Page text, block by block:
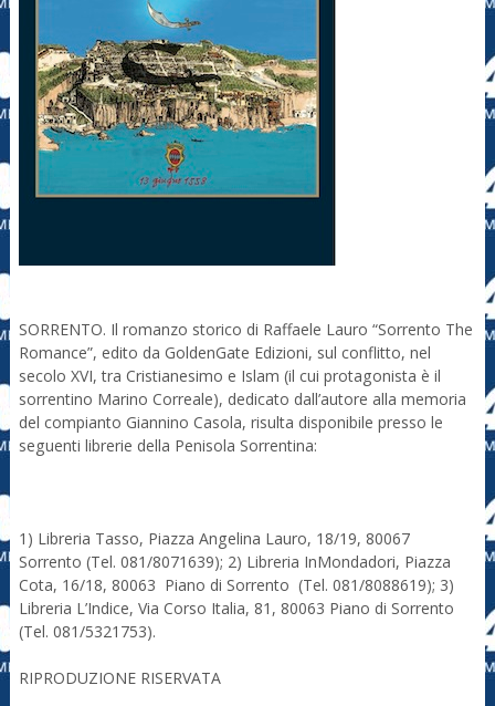
SORRENTO. Il romanzo storico di Raffaele Lauro “Sorrento The
Romance”, edito da GoldenGate Edizioni, sul conflitto, nel
secolo XVI, tra Cristianesimo e Islam (il cui protagonista è il
sorrentino Marino Correale), dedicato dall’autore alla memoria
del compianto Giannino Casola, risulta disponibile presso le
seguenti librerie della Penisola Sorrentina:
1) Libreria Tasso, Piazza Angelina Lauro, 18/19, 80067
Sorrento (Tel. 081/8071639); 2) Libreria InMondadori, Piazza
Cota, 16/18, 80063 Piano di Sorrento (Tel. 081/8088619); 3)
Libreria L’Indice, Via Corso Italia, 81, 80063 Piano di Sorrento
(Tel. 081/5321753).
RIPRODUZIONE RISERVATA